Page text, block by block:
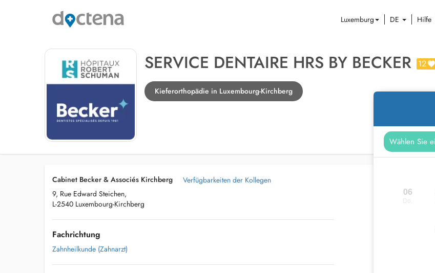
Luxemburg DE Hilfe
SERVICE DENTAIRE HRS BY BECKER 12
Kieferorthopädie in Luxembourg-Kirchberg
06
Cabinet Becker & Associés Kirchberg
9, Rue Edward Steichen,
L-2540 Luxembourg-Kirchberg
Verfügbarkeiten der Kollegen
Fachrichtung
Zahnheilkunde (Zahnarzt)